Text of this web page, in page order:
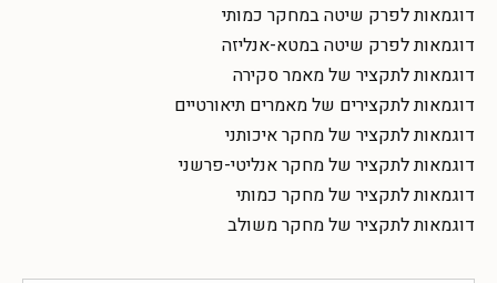
דוגמאות לפרק שיטה במחקר כמותי
דוגמאות לפרק שיטה במטא-אנליזה
דוגמאות לתקציר של מאמר סקירה
דוגמאות לתקצירים של מאמרים תיאורטיים
דוגמאות לתקציר של מחקר איכותני
דוגמאות לתקציר של מחקר אנליטי-פרשני
דוגמאות לתקציר של מחקר כמותי
דוגמאות לתקציר של מחקר משולב